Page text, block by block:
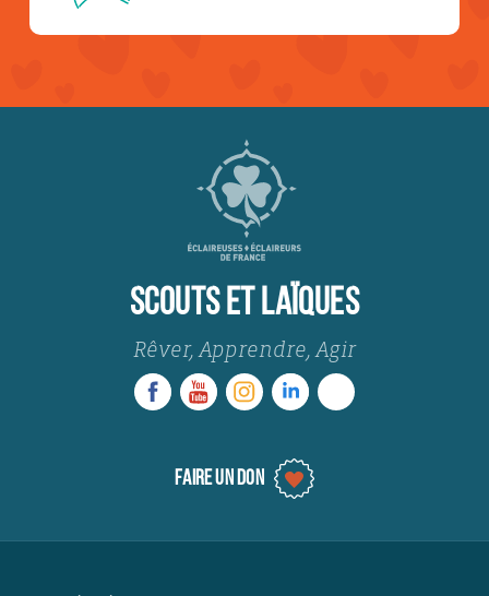
SCOUTS ET LAÏQUES
Rêver, Apprendre, Agir
FAIRE UN DON